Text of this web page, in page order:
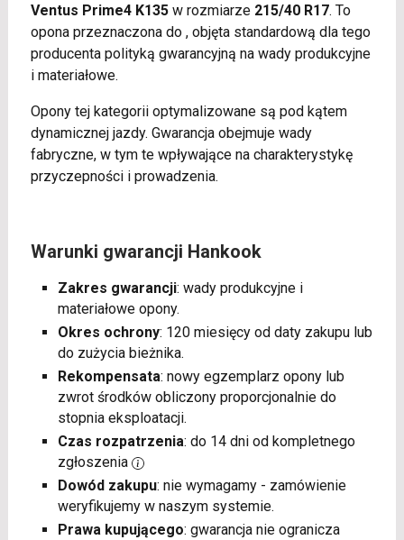
Ventus Prime4 K135w rozmiarze 215/40 R17. To
opona przeznaczona do , objęta standardową dla tego
producenta polityką gwarancyjną na wady produkcyjne
i materiałowe.
Opony tej kategorii optymalizowane są pod kątem
dynamicznej jazdy. Gwarancja obejmuje wady
fabryczne, w tym te wpływające na charakterystykę
przyczepności i prowadzenia.
Warunki gwarancji Hankook
Zakres gwarancji: wady produkcyjne i
materiałowe opony.
Okres ochrony: 120 miesięcy od daty zakupu lub
do zużycia bieżnika.
Rekompensata: nowy egzemplarz opony lub
zwrot środków obliczony proporcjonalnie do
stopnia eksploatacji.
Czas rozpatrzenia: do 14 dni od kompletnego
zgłoszenia
Dowód zakupu: nie wymagamy - zamówienie
weryfikujemy w naszym systemie.
Prawa kupującego: gwarancja nie ogranicza